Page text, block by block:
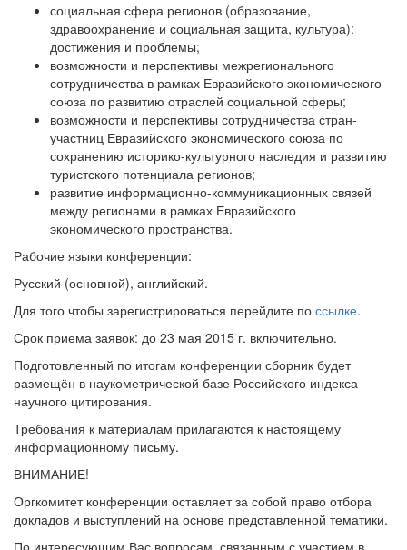
социальная сфера регионов (образование,
здравоохранение и социальная защита, культура):
достижения и проблемы;
возможности и перспективы межрегионального
сотрудничества в рамках Евразийского экономического
союза по развитию отраслей социальной сферы;
возможности и перспективы сотрудничества стран-
участниц Евразийского экономического союза по
сохранению историко-культурного наследия и развитию
туристского потенциала регионов;
развитие информационно-коммуникационных связей
между регионами в рамках Евразийского
экономического пространства.
Рабочие языки конференции:
Русский (основной), английский.
Для того чтобы зарегистрироваться перейдите по ссылке.
Срок приема заявок: до 23 мая 2015 г. включительно.
Подготовленный по итогам конференции сборник будет
размещён в наукометрической базе Российского индекса
научного цитирования.
Требования к материалам прилагаются к настоящему
информационному письму.
ВНИМАНИЕ!
Оргкомитет конференции оставляет за собой право отбора
докладов и выступлений на основе представленной тематики.
По интересующим Вас вопросам, связанным с участием в